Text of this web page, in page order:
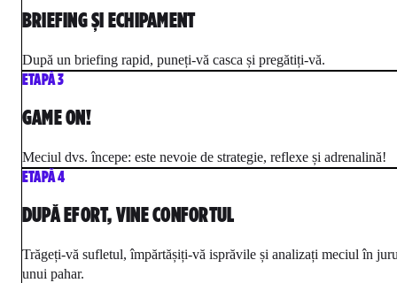
BRIEFING ȘI ECHIPAMENT
După un briefing rapid, puneți-vă casca și pregătiți-vă.
ETAPĂ 3
GAME ON!
Meciul dvs. începe: este nevoie de strategie, reflexe și adrenalină!
ETAPĂ 4
DUPĂ EFORT, VINE CONFORTUL
Trăgeți-vă sufletul, împărtășiți-vă isprăvile și analizați meciul în
unui pahar.